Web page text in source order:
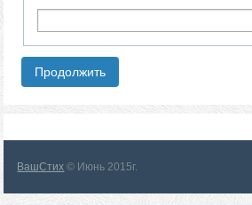
ВашСтих © Июнь 2015г.